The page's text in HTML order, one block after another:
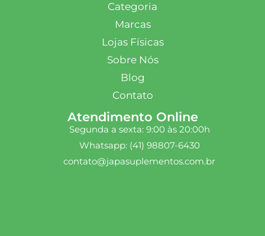
Categoria
Marcas
Lojas Físicas
Sobre Nós
Blog
Contato
Atendimento Online
Segunda a sexta: 9:00 às 20:00h
Whatsapp: (41) 98807-6430
contato@japasuplementos.com.br